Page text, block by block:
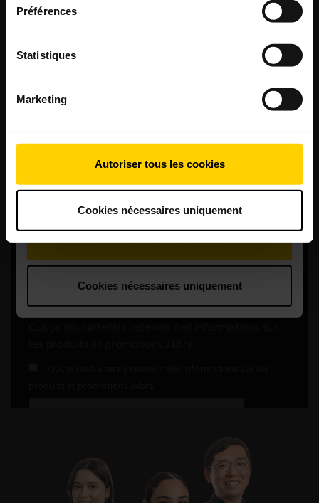
Préférences
Statistiques
Marketing
Autoriser tous les cookies
Cookies nécessaires uniquement